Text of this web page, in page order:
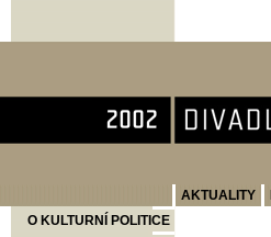
AKTUALITY
O KULTURNÍ POLITICE